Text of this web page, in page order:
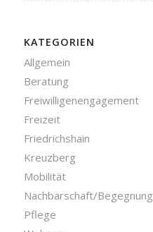
KATEGORIEN
Allgemein
Beratung
Freiwilligenengagement
Freizeit
Friedrichshain
Kreuzberg
Mobilität
Nachbarschaft/Begegnung
Pflege